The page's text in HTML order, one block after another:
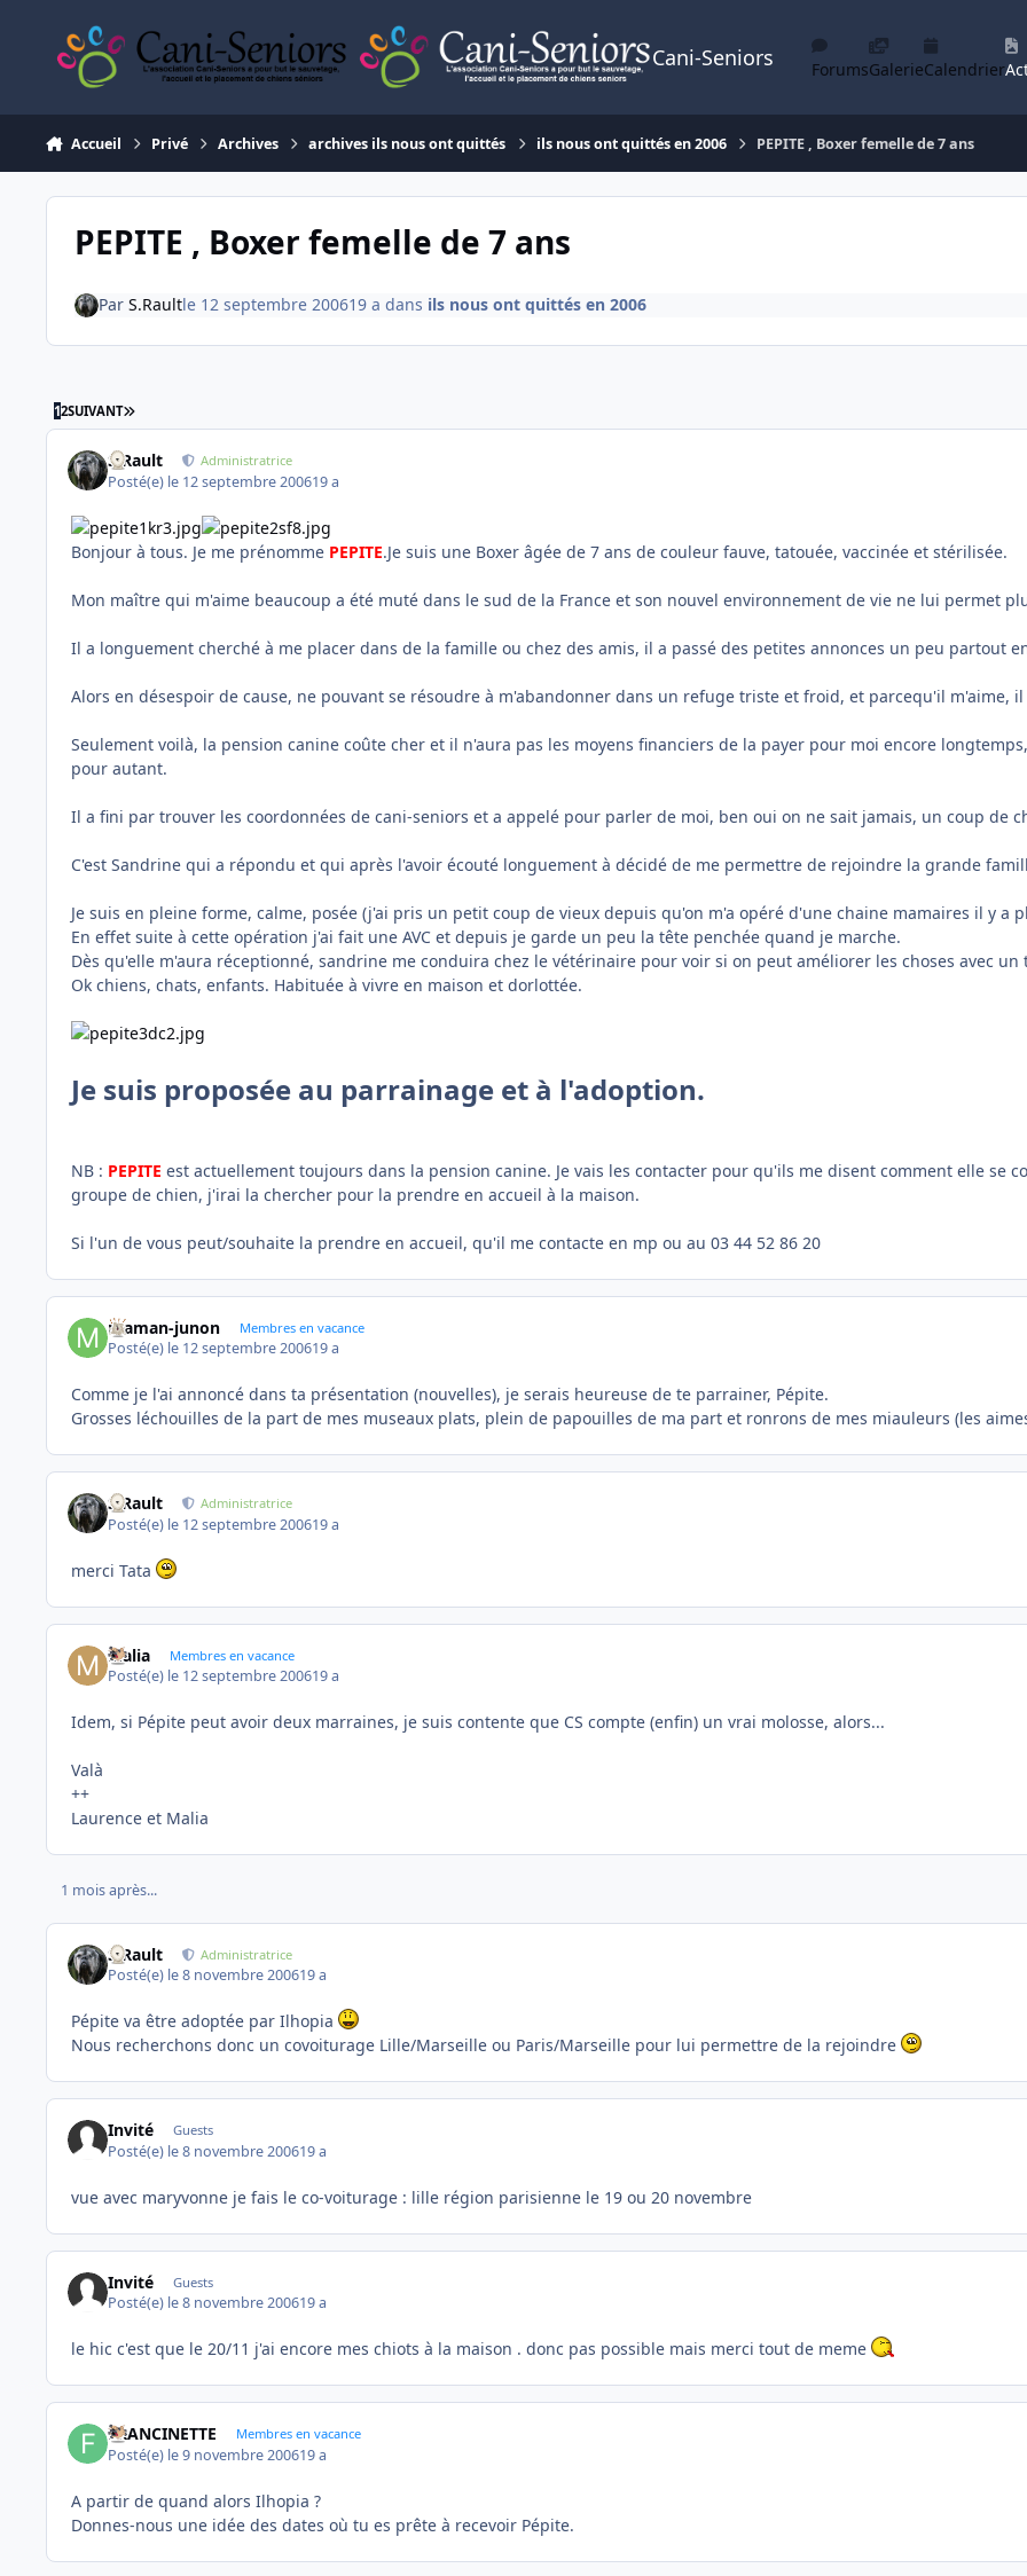
Cani-Seniors ForumsGalerieCalendrier
Accueil Privé Archives archives ils nous ont quittés ils nous ont quittés en 2006 PEPITE , Boxer femelle de 7 ans
PEPITE , Boxer femelle de 7 ans
Par S.Raultle 12 septembre 200619 a dans ils nous ont quittés en 2006
12SUIVANT DERNIÈRE PAGE
S.Rault Administratrice
Posté(e) le 12 septembre 200619 a
Bonjour à tous. Je me prénomme PEPITE.Je suis une Boxer âgée de 7 ans de couleur fauve, tatouée, vaccinée et stérilisée.
Mon maître qui m'aime beaucoup a été muté dans le sud de la France et son nouvel environnement de vie ne lui permet
Il a longuement cherché à me placer dans de la famille ou chez des amis, il a passé des petites annonces un peu partout
Alors en désespoir de cause, ne pouvant se résoudre à m'abandonner dans un refuge triste et froid, et parcequ'il m'aime,
Seulement voilà, la pension canine coûte cher et il n'aura pas les moyens financiers de la payer pour moi encore
pour autant.
Il a fini par trouver les coordonnées de cani-seniors et a appelé pour parler de moi, ben oui on ne sait jamais, un coup de
C'est Sandrine qui a répondu et qui après l'avoir écouté longuement à décidé de me permettre de rejoindre la grande
Je suis en pleine forme, calme, posée (j'ai pris un petit coup de vieux depuis qu'on m'a opéré d'une chaine mamaires il y a
En effet suite à cette opération j'ai fait une AVC et depuis je garde un peu la tête penchée quand je marche.
Dès qu'elle m'aura réceptionné, sandrine me conduira chez le vétérinaire pour voir si on peut améliorer les choses avec
Ok chiens, chats, enfants. Habituée à vivre en maison et dorlottée.
Je suis proposée au parrainage et à l'adoption.
NB : PEPITE est actuellement toujours dans la pension canine. Je vais les contacter pour qu'ils me disent comment elle se
groupe de chien, j'irai la chercher pour la prendre en accueil à la maison.
Si l'un de vous peut/souhaite la prendre en accueil, qu'il me contacte en mp ou au 03 44 52 86 20
maman-junon Membres en vacance
Posté(e) le 12 septembre 200619 a
Comme je l'ai annoncé dans ta présentation (nouvelles), je serais heureuse de te parrainer, Pépite.
Grosses léchouilles de la part de mes museaux plats, plein de papouilles de ma part et ronrons de mes miauleurs (les
S.Rault Administratrice
Posté(e) le 12 septembre 200619 a
merci Tata
Malia Membres en vacance
Posté(e) le 12 septembre 200619 a
Idem, si Pépite peut avoir deux marraines, je suis contente que CS compte (enfin) un vrai molosse, alors...
Valà
++
Laurence et Malia
1 mois après...
S.Rault Administratrice
Posté(e) le 8 novembre 200619 a
Pépite va être adoptée par Ilhopia
Nous recherchons donc un covoiturage Lille/Marseille ou Paris/Marseille pour lui permettre de la rejoindre
Invité Guests
Posté(e) le 8 novembre 200619 a
vue avec maryvonne je fais le co-voiturage : lille région parisienne le 19 ou 20 novembre
Invité Guests
Posté(e) le 8 novembre 200619 a
le hic c'est que le 20/11 j'ai encore mes chiots à la maison . donc pas possible mais merci tout de meme
FRANCINETTE Membres en vacance
Posté(e) le 9 novembre 200619 a
A partir de quand alors Ilhopia ?
Donnes-nous une idée des dates où tu es prête à recevoir Pépite.